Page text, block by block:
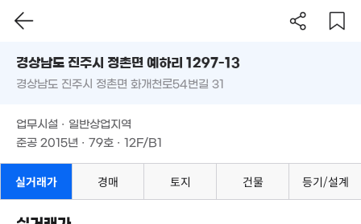
11억
'22. 04
7.2억
'16. 05
필터 매물 탐색
경상남도 진주시 정촌면 예하리 1297-13
준공 2015년 · 79호 · 12F/B1
경상남도 진주시 정촌면 예하리 1297-13
경상남도 진주시 정촌면 화개천로54번길 31
업무시설 · 일반상업지역
준공 2015년 · 79호 · 12F/B1
실거래가 경매 토지 건물 등기/설계